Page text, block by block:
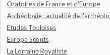
Oratoires de France et d'Europe
Archéologie : actualité de
Etudes Touloises
Europa Scouts
La Lorraine Royaliste